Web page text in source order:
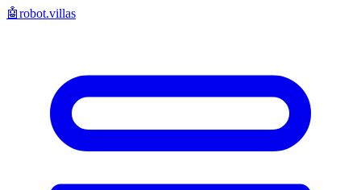
🤖robot.villas